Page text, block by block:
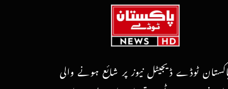
ٹوڈے ڈیجیٹل نیوز پر شائع ہونے والی